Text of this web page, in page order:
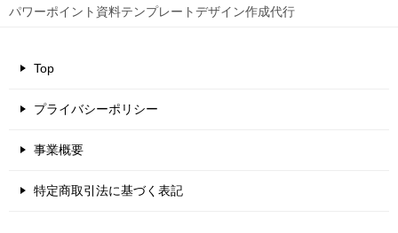
パワーポイント資料テンプレートデザイン作成代行
Top
プライバシーポリシー
事業概要
特定商取引法に基づく表記